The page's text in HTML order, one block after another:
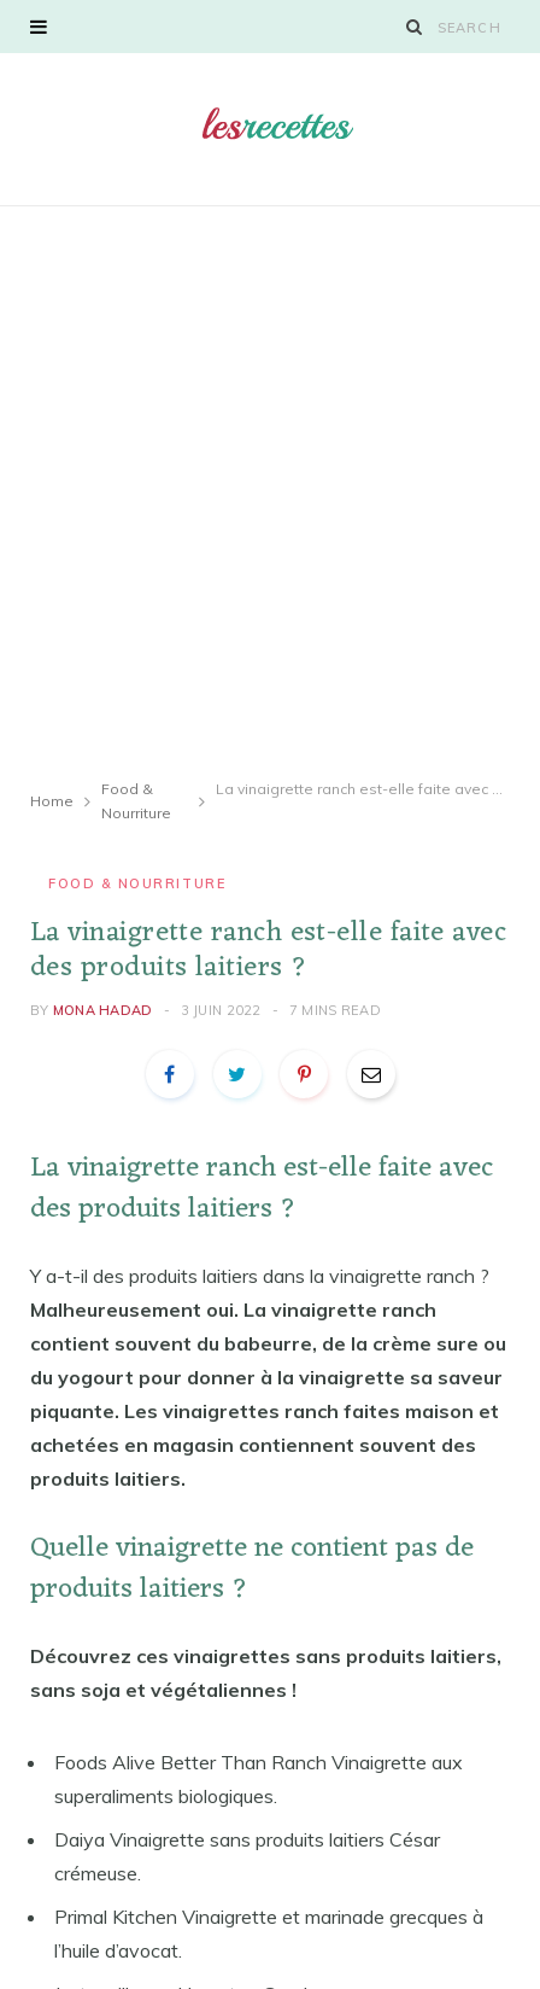
Home
Food &
Nourriture
La vinaigrette ranch est-elle faite avec des produits laitiers ?
FOOD & NOURRITURE
La vinaigrette ranch est-elle faite avec
des produits laitiers ?
BY MONA HADAD 3 JUIN 2022 7 MINS READ
La vinaigrette ranch est-elle faite avec
des produits laitiers ?
Y a-t-il des produits laitiers dans la vinaigrette ranch ?
Malheureusement oui. La vinaigrette ranch
contient souvent du babeurre, de la crème sure ou
du yogourt pour donner à la vinaigrette sa saveur
piquante. Les vinaigrettes ranch faites maison et
achetées en magasin contiennent souvent des
produits laitiers.
Quelle vinaigrette ne contient pas de
produits laitiers ?
Découvrez ces vinaigrettes sans produits laitiers,
sans soja et végétaliennes !
Foods Alive Better Than Ranch Vinaigrette aux
superaliments biologiques.
Daiya Vinaigrette sans produits laitiers César
crémeuse.
Primal Kitchen Vinaigrette et marinade grecques à
l’huile d’avocat.